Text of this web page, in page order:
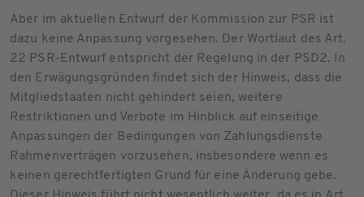
Aber im aktuellen Entwurf der Kommission zur PSR ist
dazu keine Anpassung vorgesehen. Der Wortlaut des Art.
22 PSR-Entwurf entspricht der Regelung in der PSD2. In
den Erwägungsgründen findet sich der Hinweis, dass die
Mitgliedstaaten nicht gehindert seien, weitere
Restriktionen und Verbote im Hinblick auf einseitige
Anpassungen der Bedingungen von Zahlungsdienste
Rahmenverträgen vorzusehen, insbesondere wenn es
keinen gerechtfertigten Grund für eine Änderung gebe.